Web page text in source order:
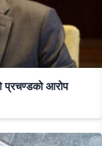
प्रचण्डको आरोप